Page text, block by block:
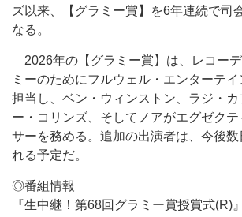
ズ以来、【グラミー賞】を6年連続で司
なる。
2026年の【グラミー賞】は、レコー
ミーのためにフルウェル・エンターテ
担当し、ベン・ウィンストン、ラジ・
ー・コリンズ、そしてノアがエグゼク
サーを務める。追加の出演者は、今後数
れる予定だ。
◎番組情報
『生中継！第68回グラミー賞授賞式(R)